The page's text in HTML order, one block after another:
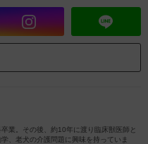
業。その後、約10年に渡り臨床獣医師と
、老犬の介護問題に興味を持っていま